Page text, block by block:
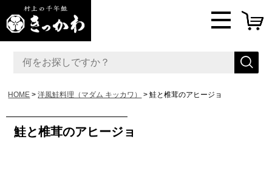
HOME 洋風鮭料理（マダム キッカワ） 鮭と椎茸のアヒージョ
鮭と椎茸のアヒージョ